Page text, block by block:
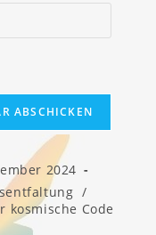
2024
/
kosmische Code